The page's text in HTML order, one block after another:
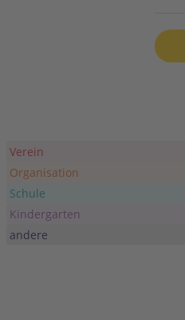
Verein
Organisation
Schule
Kindergarten
andere